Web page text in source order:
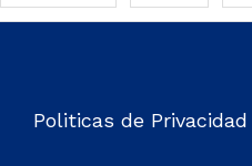
Politicas de Privacidad